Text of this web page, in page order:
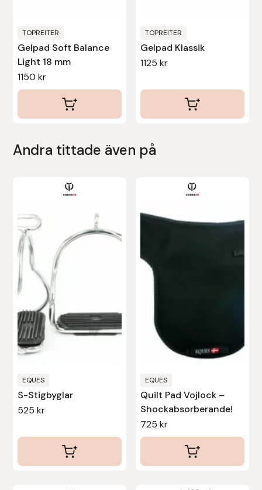
TOPREITER
Gelpad Soft Balance
Light 18 mm
1150kr
TOPREITER
Gelpad Klassik
1125 kr
Andra tittade även på
EQUES
S-Stigbyglar
525kr
produkten
har
flera
varianter.
De
olika
alternativen
kan
väljas
produktsidan
EQUES
Quilt Pad Vojlock –
Shockabsorberande!
725 kr
Natur & Kultur bokförlag
Nyttorp
Parisol
Pharmakas
Prestige
Professional’s Choice
Protector
Redback
Roeckl
Saltverk
Sivart Bokförlag